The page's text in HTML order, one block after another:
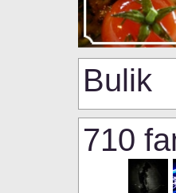
Bulik
710